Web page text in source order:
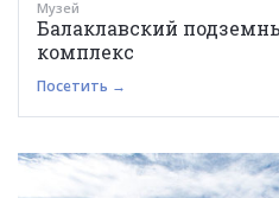
Музей
Балаклавский
комплекс
Посетить →